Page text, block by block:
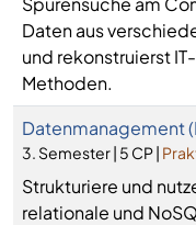
Daten aus
und rekonstruierst
Methoden.
Datenmanagement
3. Semester | 5 CP |
Strukturiere und
relationale und